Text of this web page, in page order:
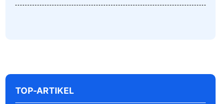
TOP-ARTIKEL